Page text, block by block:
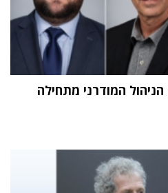
המודרני מתחילה